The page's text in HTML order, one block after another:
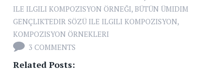
ILE ILGILI KOMPOZISYON ÖRNEĞI, BÜTÜN ÜMIDIM
GENÇLIKTEDIR SÖZÜ ILE ILGILI KOMPOZISYON,
KOMPOZISYON ÖRNEKLERI
3 COMMENTS
Related Posts: